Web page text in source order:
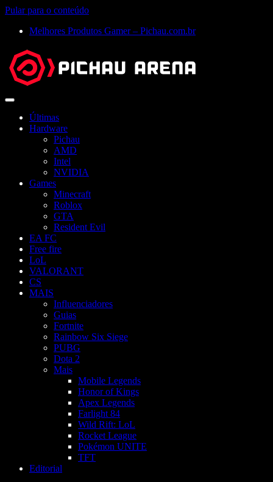
Pular para o conteúdo
Melhores Produtos Gamer – Pichau.com.br
Abrir
Últimas
Hardware
Pichau
AMD
Intel
NVIDIA
Games
Minecraft
Roblox
GTA
Resident Evil
EA FC
Free fire
LoL
VALORANT
CS
MAIS
Influenciadores
Guias
Fortnite
Rainbow Six Siege
PUBG
Dota 2
Mais
Mobile Legends
Honor of Kings
Apex Legends
Farlight 84
Wild Rift: LoL
Rocket League
Pokémon UNITE
TFT
Editorial